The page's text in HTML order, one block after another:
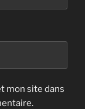
mon site dans